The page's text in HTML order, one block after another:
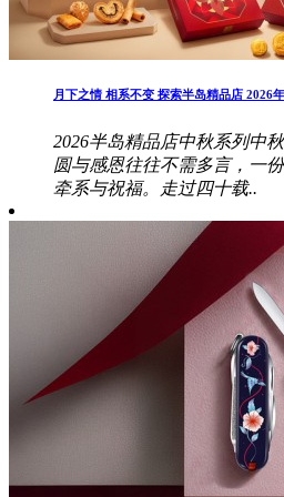
月下之情 相系不变 探索半岛精品店 2026
2026半岛精品店中秋系列中
圆与感恩往往不需多言，一
牵系与祝福。走过四十载..